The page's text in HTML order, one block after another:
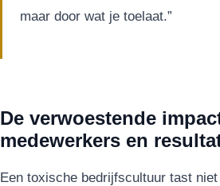
maar door wat je toelaat.”
De verwoestende
medewerkers en
Een toxische bedrijfscultuur tast